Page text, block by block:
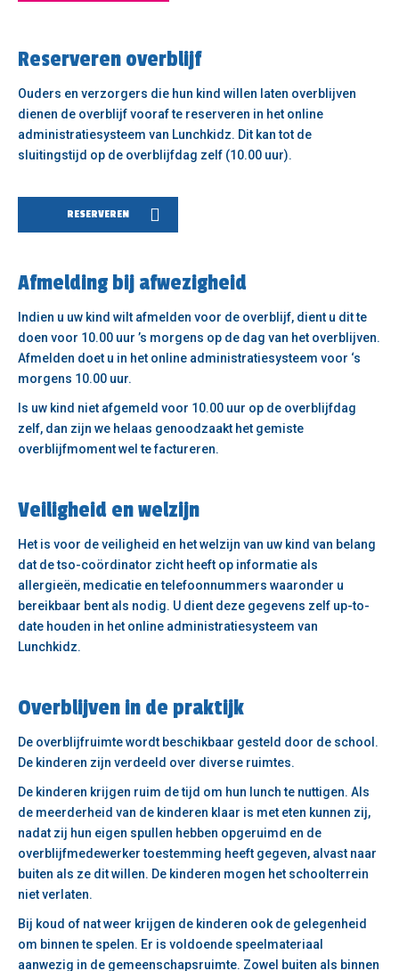
Reserveren overblijf
Ouders en verzorgers die hun kind willen laten overblijven
dienen de overblijf vooraf te reserveren in het online
administratiesysteem van Lunchkidz. Dit kan tot de
sluitingstijd op de overblijfdag zelf (10.00 uur).
RESERVEREN
Afmelding bij afwezigheid
Indien u uw kind wilt afmelden voor de overblijf, dient u dit te
doen voor 10.00 uur ’s morgens op de dag van het overblijven.
Afmelden doet u in het online administratiesysteem voor ‘s
morgens 10.00 uur.
Is uw kind niet afgemeld voor 10.00 uur op de overblijfdag
zelf, dan zijn we helaas genoodzaakt het gemiste
overblijfmoment wel te factureren.
Veiligheid en welzijn
Het is voor de veiligheid en het welzijn van uw kind van belang
dat de tso-coördinator zicht heeft op informatie als
allergieën, medicatie en telefoonnummers waaronder u
bereikbaar bent als nodig. U dient deze gegevens zelf up-to-
date houden in het online administratiesysteem van
Lunchkidz.
Overblijven in de praktijk
De overblijfruimte wordt beschikbaar gesteld door de school.
De kinderen zijn verdeeld over diverse ruimtes.
De kinderen krijgen ruim de tijd om hun lunch te nuttigen. Als
de meerderheid van de kinderen klaar is met eten kunnen zij,
nadat zij hun eigen spullen hebben opgeruimd en de
overblijfmedewerker toestemming heeft gegeven, alvast naar
buiten als ze dit willen. De kinderen mogen het schoolterrein
niet verlaten.
Bij koud of nat weer krijgen de kinderen ook de gelegenheid
om binnen te spelen. Er is voldoende speelmateriaal
aanwezig in de gemeenschapsruimte. Zowel buiten als binnen